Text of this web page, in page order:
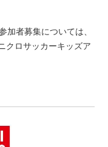
者募集については、
クロサッカーキッズア